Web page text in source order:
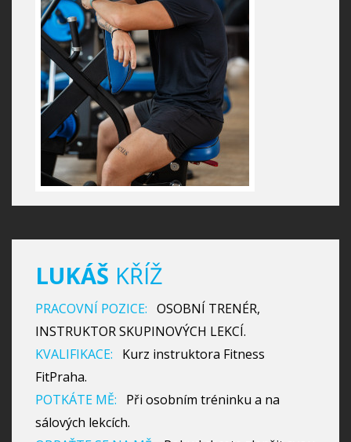
LUKÁŠ KŘÍŽ
PRACOVNÍ POZICE: OSOBNÍ TRENÉR,
INSTRUKTOR SKUPINOVÝCH LEKCÍ.
KVALIFIKACE:
Kurz instruktora Fitness
FitPraha.
POTKÁTE MĚ:
Při osobním tréninku a na
sálových lekcích.